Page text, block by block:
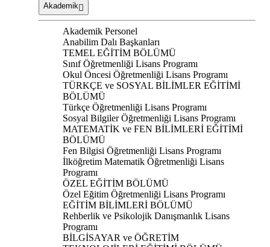
Akademik
Akademik Personel
Anabilim Dalı Başkanları
TEMEL EĞİTİM BÖLÜMÜ
Sınıf Öğretmenliği Lisans Programı
Okul Öncesi Öğretmenliği Lisans Programı
TÜRKÇE ve SOSYAL BİLİMLER EĞİTİMİ
BÖLÜMÜ
Türkçe Öğretmenliği Lisans Programı
Sosyal Bilgiler Öğretmenliği Lisans Programı
MATEMATİK ve FEN BİLİMLERİ EĞİTİMİ
BÖLÜMÜ
Fen Bilgisi Öğretmenliği Lisans Programı
İlköğretim Matematik Öğretmenliği Lisans
Programı
ÖZEL EĞİTİM BÖLÜMÜ
Özel Eğitim Öğretmenliği Lisans Programı
EĞİTİM BİLİMLERİ BÖLÜMÜ
Rehberlik ve Psikolojik Danışmanlık Lisans
Programı
BİLGİSAYAR ve ÖĞRETİM